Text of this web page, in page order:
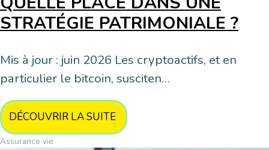
STRATÉGIE PATRIMONIALE ?
Mis à jour : juin 2026 Les cryptoactifs, et en
particulier le bitcoin, susciten…
DÉCOUVRIR LA SUITE
Assurance vie